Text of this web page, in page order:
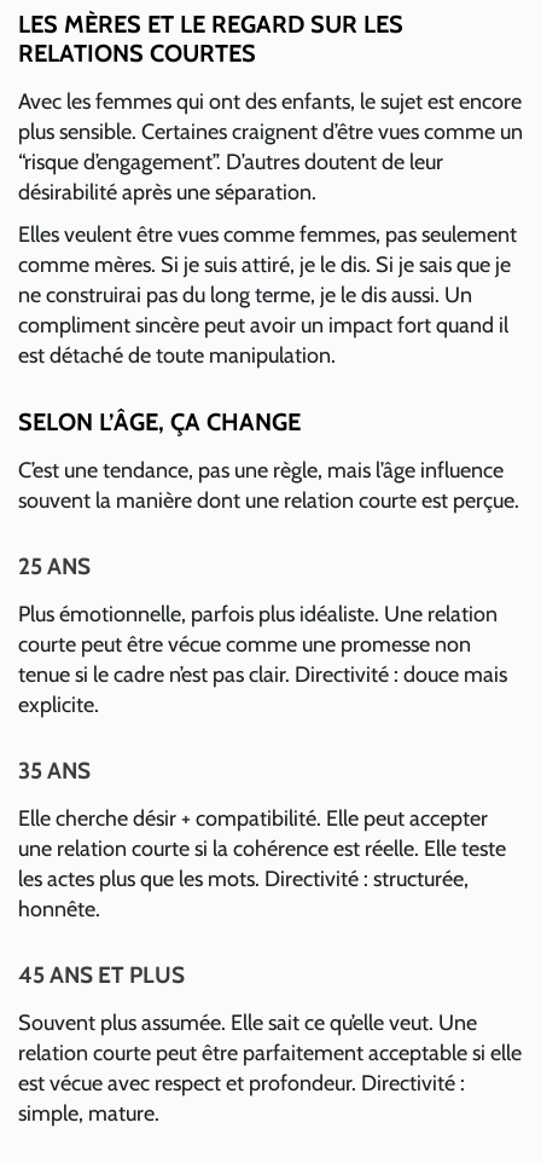
LES MÈRES ET LE REGARD SUR LES
RELATIONS COURTES
Avec les femmes qui ont des enfants, le sujet est encore
plus sensible. Certaines craignent d’être vues comme un
“risque d’engagement”. D’autres doutent de leur
désirabilité après une séparation.
Elles veulent être vues comme femmes, pas seulement
comme mères. Si je suis attiré, je le dis. Si je sais que je
ne construirai pas du long terme, je le dis aussi. Un
compliment sincère peut avoir un impact fort quand il
est détaché de toute manipulation.
SELON L’ÂGE, ÇA CHANGE
C’est une tendance, pas une règle, mais l’âge influence
souvent la manière dont une relation courte est perçue.
25 ANS
Plus émotionnelle, parfois plus idéaliste. Une relation
courte peut être vécue comme une promesse non
tenue si le cadre n’est pas clair. Directivité : douce mais
explicite.
35 ANS
Elle cherche désir + compatibilité. Elle peut accepter
une relation courte si la cohérence est réelle. Elle teste
les actes plus que les mots. Directivité : structurée,
honnête.
45 ANS ET PLUS
Souvent plus assumée. Elle sait ce qu’elle veut. Une
relation courte peut être parfaitement acceptable si elle
est vécue avec respect et profondeur. Directivité :
simple, mature.